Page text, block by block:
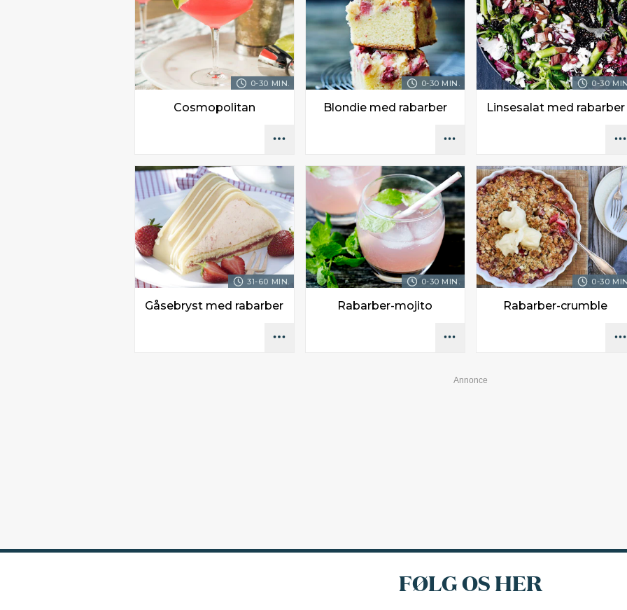
0-30 MIN.
Cosmopolitan
0-30 MIN.
Blondie med rabarber
0-30
Linsesalat med rabarber
31-60 MIN.
Gåsebryst med rabarber
0-30 MIN.
Rabarber-mojito
0-30
Rabarber-crumble
FØLG OS HER